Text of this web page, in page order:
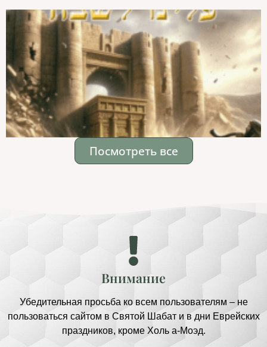
Посмотреть все
Внимание
Убедительная просьба ко всем пользователям – не
пользоваться сайтом в Святой Шабат и в дни Еврейских
праздников, кроме Холь а-Моэд.